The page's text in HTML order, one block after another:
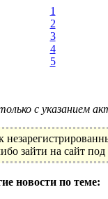
1
2
3
4
5
с указанием
зайти на сайт
новости по теме: